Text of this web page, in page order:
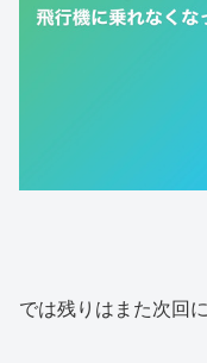
では残りはまた次回